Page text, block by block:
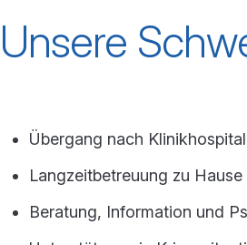
Unsere
Übergang nach
Langzeitbetreuung zu Hause
Beratung, Information und